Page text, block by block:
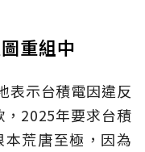
重組中
表示台積電因違反
2025年要求台積
荒唐至極，因為